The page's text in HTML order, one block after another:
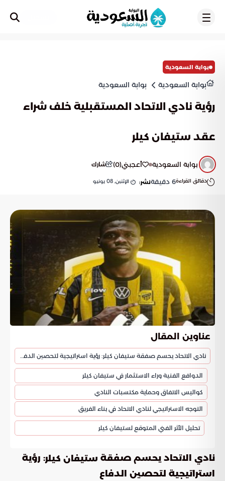
بوابة السعودية
بوابة السعودية بوابة السعودية
رؤية نادي الاتحاد المستقبلية خلف شراء
عقد ستيفان كيلر
بوابة السعودية أعجبني(
0
) شارك
دقائق القراءة6 دقيقةنشر: الإثنين, 08 يونيو
عناوين المقال
نادي الاتحاد يحسم صفقة ستيفان كيلر: رؤية استراتيجية لتحصين الدفاع
الدوافع الفنية وراء الاستثمار في ستيفان كيلر
كواليس الاتفاق وحماية مكتسبات النادي
التوجه الاستراتيجي لنادي الاتحاد في بناء الفريق
تحليل الأثر الفني المتوقع لستيفان كيلر
نادي الاتحاد يحسم صفقة ستيفان كيلر: رؤية
استراتيجية لتحصين الدفاع